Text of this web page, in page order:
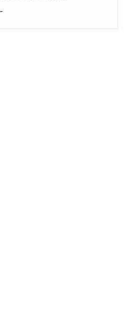
Bliss 0,99L)